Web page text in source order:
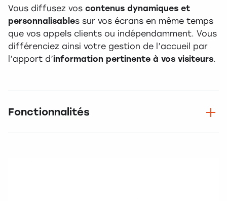
Vous diffusez vos contenus dynamiques et
personnalisables sur vos écrans en même temps
que vos appels clients ou indépendamment. Vous
différenciez ainsi votre gestion de l’accueil par
l’apport d’information pertinente à vos visiteurs.
Fonctionnalités